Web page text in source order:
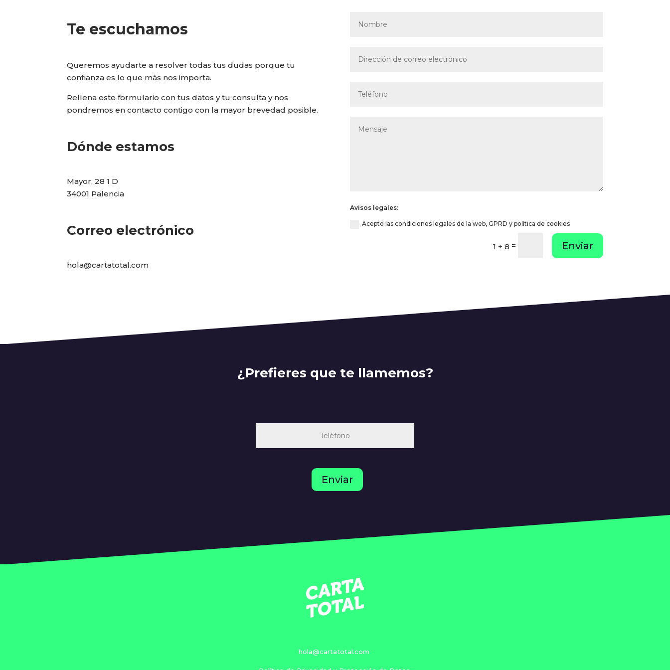
Te escuchamos
Queremos ayudarte a resolver todas tus dudas porque tu
confianza es lo que más nos importa.
Rellena este formulario con tus datos y tu consulta y nos
pondremos en contacto contigo con la mayor brevedad posible.
Dónde estamos
Mayor, 28 1 D
34001 Palencia
Correo electrónico
hola@cartatotal.com
Avisos legales:
Acepto las condiciones legales de la web, GPRD y política de cookies
1 + 8 = Enviar
¿Prefieres que te llamemos?
Enviar
hola@cartatotal.com